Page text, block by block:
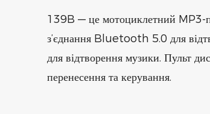
139B — це мотоциклетний MP3-
з’єднання Bluetooth 5.0 для
для відтворення музики. Пульт
перенесення та керування.